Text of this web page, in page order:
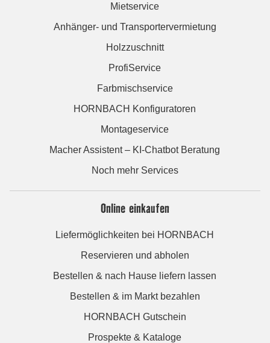
Mietservice
Anhänger- und Transportervermietung
Holzzuschnitt
ProfiService
Farbmischservice
HORNBACH Konfiguratoren
Montageservice
Macher Assistent – KI-Chatbot Beratung
Noch mehr Services
Online einkaufen
Liefermöglichkeiten bei HORNBACH
Reservieren und abholen
Bestellen & nach Hause liefern lassen
Bestellen & im Markt bezahlen
HORNBACH Gutschein
Prospekte & Kataloge